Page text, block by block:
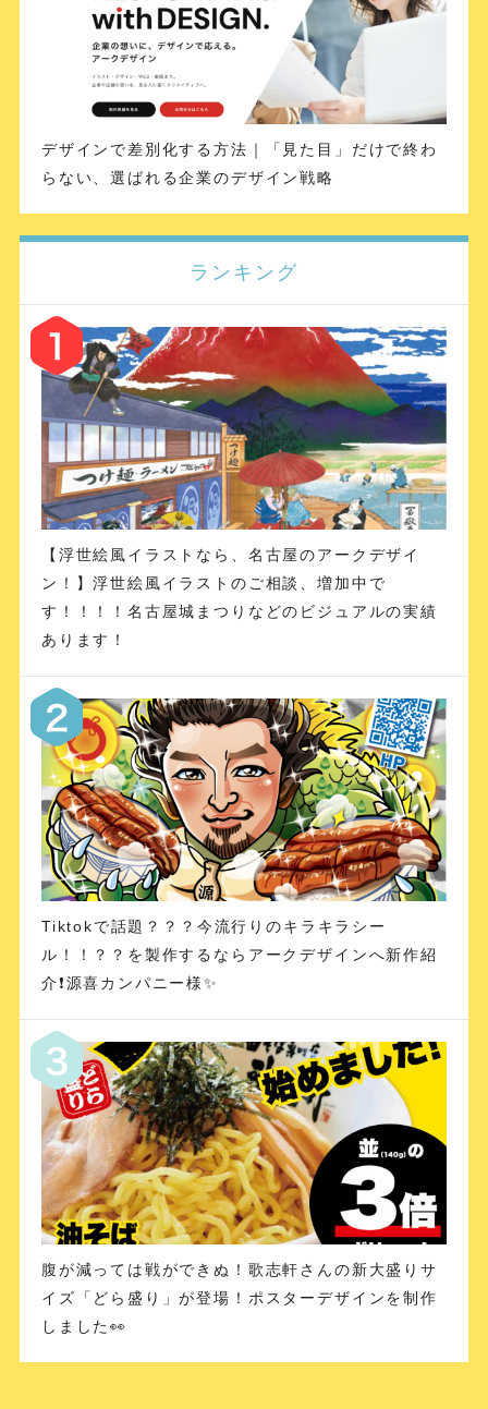
デザインで差別化する方法｜「見た目」だけで終わ
らない、選ばれる企業のデザイン戦略
ランキング
【浮世絵風イラストなら、名古屋のアークデザイ
ン！】浮世絵風イラストのご相談、増加中で
す！！！！名古屋城まつりなどのビジュアルの実績
あります！
Tiktokで話題？？？今流行りのキラキラシー
ル！！？？を製作するならアークデザインへ新作紹
介❗️源喜カンパニー様✨
腹が減っては戦ができぬ！歌志軒さんの新大盛りサ
イズ「どら盛り」が登場！ポスターデザインを制作
しました👀